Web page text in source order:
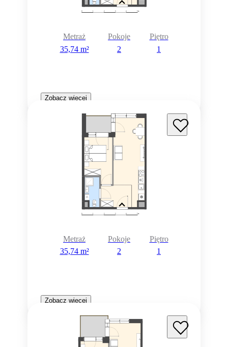
Metraż
35,74 m²
Pokoje
2
Piętro
1
Zobacz więcej
Metraż
35,74 m²
Pokoje
2
Piętro
1
Zobacz więcej